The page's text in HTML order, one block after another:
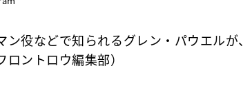
役などで知られるグレン・パウエルが、
ントロウ編集部）